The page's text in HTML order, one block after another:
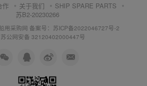
作 关于我们
SHIP SPARE PARTS
苏B2-20230266
用采购网 备案号：苏ICP备2022046727号-2
苏公网安备 32120402000447号